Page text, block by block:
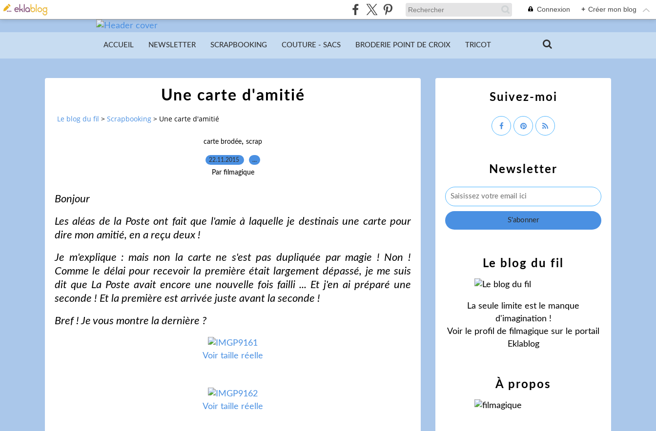
Connexion + Créer mon blog
ACCUEIL NEWSLETTER SCRAPBOOKING COUTURE - SACS BRODERIE POINT DE CROIX TRICOT
Une carte d'amitié
Le blog du fil > Scrapbooking > Une carte d'amitié
carte brodée, scrap
22.11.2015 …
Par filmagique
Bonjour
Les aléas de la Poste ont fait que l'amie à laquelle je destinais une carte pour
dire mon amitié, en a reçu deux !
Je m'explique : mais non la carte ne s'est pas dupliquée par magie ! Non !
Comme le délai pour recevoir la première était largement dépassé, je me suis
dit que La Poste avait encore une nouvelle fois failli ... Et j'en ai préparé une
seconde ! Et la première est arrivée juste avant la seconde !
Bref ! Je vous montre la dernière ?
Voir taille réelle
Voir taille réelle
Newsletter
Le blog du fil
La seule limite est le manque
d'imagination !
Voir le profil de filmagique sur le portail
Eklablog
Suivez-moi
À propos